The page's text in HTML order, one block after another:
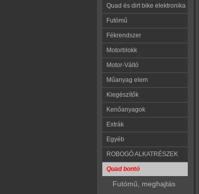
Quad és dirt bike elektronika
Futómű
Fékrendszer
Motorblokk
Motor-Váltó
Műanyag elem
Kiegészítők
Kenőanyagok
Extrák
Egyéb
ROBOGÓ ALKATRÉSZEK
Quad bontó
Futómű, meghajtás